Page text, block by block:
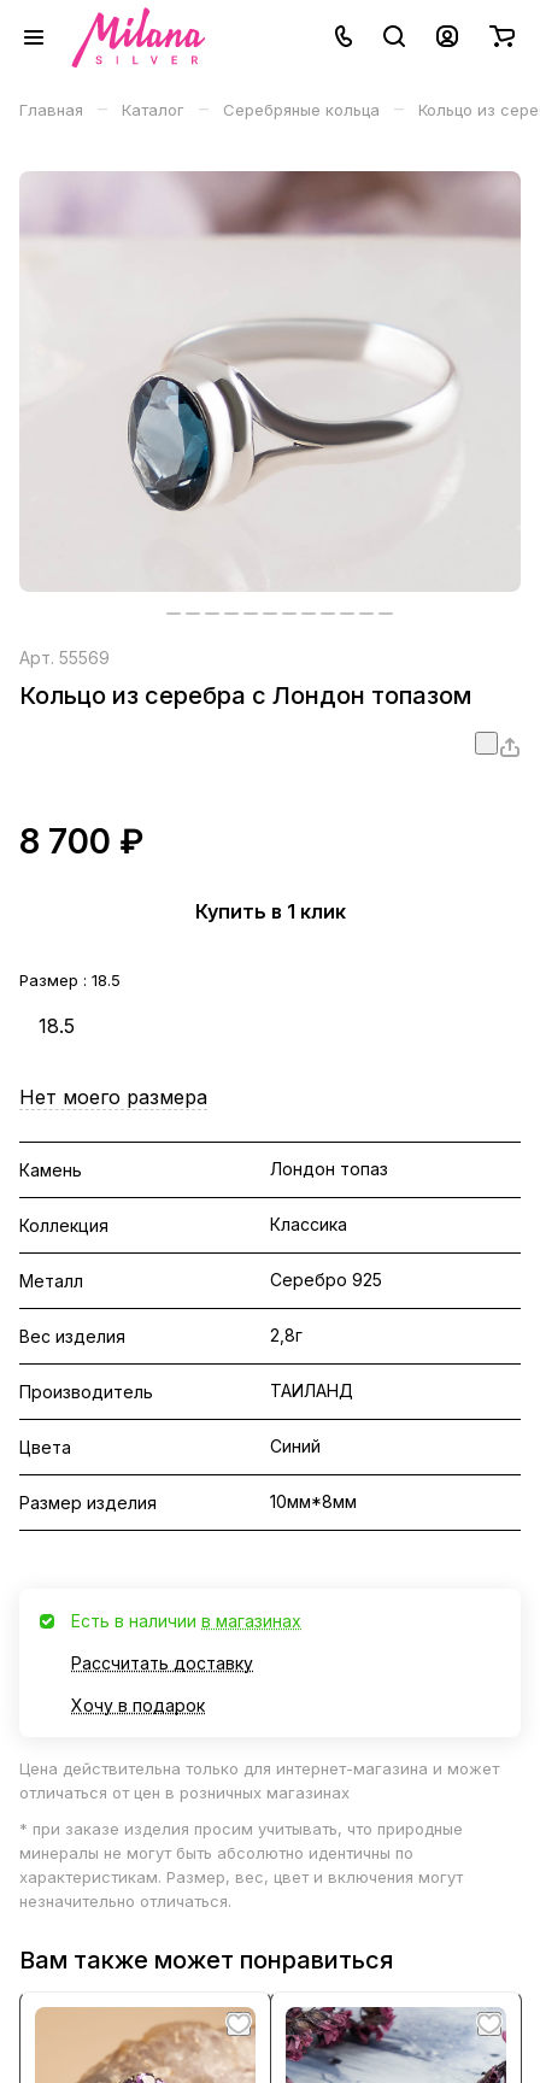
Главная – Каталог – Серебряные кольца – Кольцо из
Арт. 55569
Кольцо из серебра с Лондон топазом
8 700 ₽
Купить в 1 клик
Размер : 18.5
18.5
Нет моего размера
Камень Лондон топаз
Коллекция Классика
Металл Серебро 925
Вес изделия 2,8г
Производитель ТАИЛАНД
Цвета Синий
Размер изделия 10мм*8мм
Есть в наличии в магазинах
Рассчитать доставку
Хочу в подарок
Цена действительна только для интернет-магазина и может
отличаться от цен в розничных магазинах
* при заказе изделия просим учитывать, что природные
минералы не могут быть абсолютно идентичны по
характеристикам. Размер, вес, цвет и включения могут
незначительно отличаться.
Вам также может понравиться